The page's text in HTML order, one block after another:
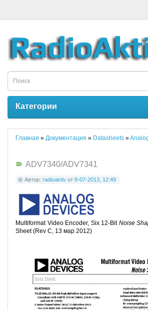
Категории
Главная » Документация » Datasheets »
ADV7340/ADV7341
Автор: radioaktiv от 8-07-2013, 12:49
Multiformat Video Encoder, Six 12-Bit Noise
Sheet (Rev C, 13 мар 2012)